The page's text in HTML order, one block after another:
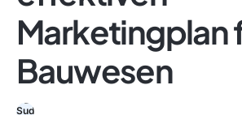
Marketingplan
Bauwesen